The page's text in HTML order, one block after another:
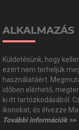
ALKALMAZÁS
Küldetésünk, hogy
ezért nem terheljük
használatáért.
időben elérhető,
ki itt tartózkodásából.
ikonokat, és élvezze
További információk >>